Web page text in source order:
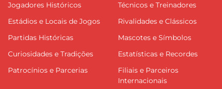
Jogadores Históricos
Técnicos e Treinadores
Estádios e Locais de Jogos
Rivalidades e Clássicos
Partidas Históricas
Mascotes e Símbolos
Curiosidades e Tradições
Estatísticas e Recordes
Patrocínios e Parcerias
Filiais e Parceiros
Internacionais